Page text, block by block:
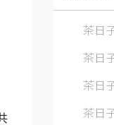
茶日
茶日
茶日
茶日